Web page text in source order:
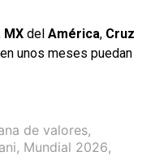
MX del América, Cruz
unos meses puedan
de valores,
, Mundial 2026,